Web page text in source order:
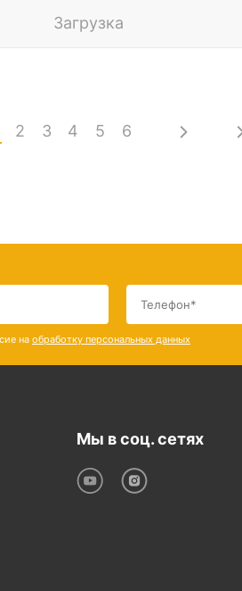
Загрузка
2 3 4 5 6
на обработку персональных данных
Мы в соц. сетях